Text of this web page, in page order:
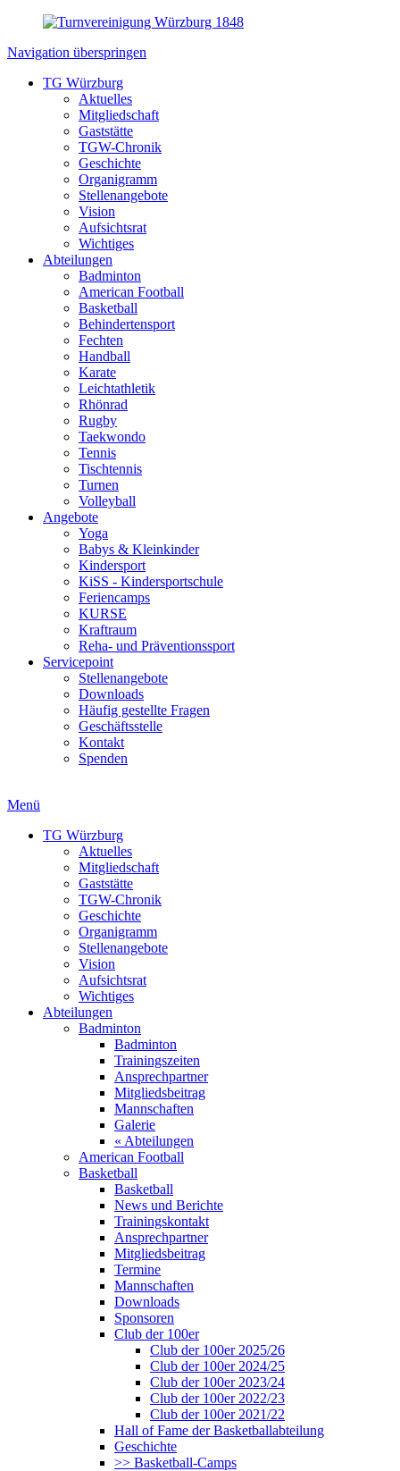
Navigation überspringen
TG Würzburg
Aktuelles
Mitgliedschaft
Gaststätte
TGW-Chronik
Geschichte
Organigramm
Stellenangebote
Vision
Aufsichtsrat
Wichtiges
Abteilungen
Badminton
American Football
Basketball
Behindertensport
Fechten
Handball
Karate
Leichtathletik
Rhönrad
Rugby
Taekwondo
Tennis
Tischtennis
Turnen
Volleyball
Angebote
Yoga
Babys & Kleinkinder
Kindersport
KiSS - Kindersportschule
Feriencamps
KURSE
Kraftraum
Reha- und Präventionssport
Servicepoint
Stellenangebote
Downloads
Häufig gestellte Fragen
Geschäftsstelle
Kontakt
Spenden
Menü
TG Würzburg
Aktuelles
Mitgliedschaft
Gaststätte
TGW-Chronik
Geschichte
Organigramm
Stellenangebote
Vision
Aufsichtsrat
Wichtiges
Abteilungen
Badminton
Badminton
Trainingszeiten
Ansprechpartner
Mitgliedsbeitrag
Mannschaften
Galerie
« Abteilungen
American Football
Basketball
Basketball
News und Berichte
Trainingskontakt
Ansprechpartner
Mitgliedsbeitrag
Termine
Mannschaften
Downloads
Sponsoren
Club der 100er
Club der 100er 2025/26
Club der 100er 2024/25
Club der 100er 2023/24
Club der 100er 2022/23
Club der 100er 2021/22
Hall of Fame der Basketballabteilung
Geschichte
>> Basketball-Camps